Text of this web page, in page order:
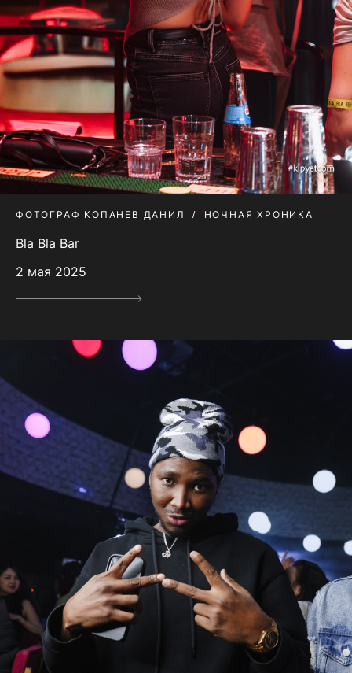
ФОТОГРАФ КОПАНЕВ ДАНИЛ НОЧНАЯ ХРОНИКА
Bla Bla Bar
2 мая 2025